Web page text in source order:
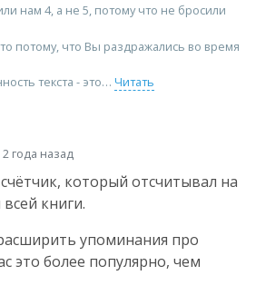
нам 4, а не 5, потому что не бросили
потому, что Вы раздражались во время
текста - это
Читать
года назад
который отсчитывал на
книги.
упоминания про
это более популярно, чем